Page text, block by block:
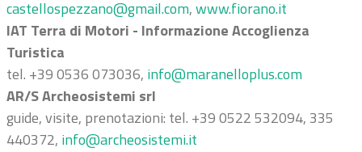
castellospezzano@gmail.com,www.fiorano.it
IAT Terra di Motori - Informazione Accoglienza
Turistica
tel. +39 0536 073036, info@maranelloplus.com
AR/S Archeosistemi srl
guide, visite, prenotazioni: tel. +39 0522 532094, 335
440372, info@archeosistemi.it